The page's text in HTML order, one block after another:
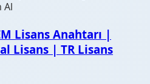
Lisans Anahtarı |
Lisans | TR Lisans